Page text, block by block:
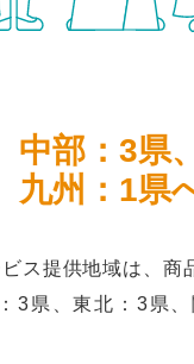
中部：3県
九州：1県
ス提供地域は、商
3県、東北：3県